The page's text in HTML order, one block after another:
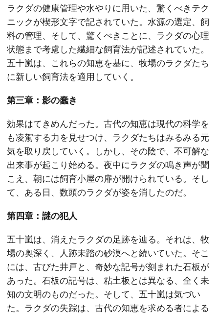
ラクダの健康管理や水やりに用いた、驚くべきテク
ニックが楔形文字で記されていた。水源の選定、飼
料の管理、そして、驚くべきことに、ラクダの心理
状態まで考慮した繊細な飼育法が記述されていた。
五十嵐は、これらの知恵を基に、牧場のラクダたち
に新しい飼育法を適用していく。
第三章：影の蠢き
効果はてきめんだった。古代の知恵は現代の科学を
も凌駕する力を見せつけ、ラクダたちはみるみる元
気を取り戻していく。しかし、その陰で、不可解な
出来事が起こり始める。夜中にラクダの鳴き声が聞
こえ、朝には飼育小屋の扉が開けられている。そし
て、ある日、数頭のラクダが姿を消したのだ。
第四章：謎の犯人
五十嵐は、消えたラクダの足跡を辿る。それは、牧
場の奥深く、人跡未踏の砂漠へと続いていた。そこ
には、古びた井戸と、奇妙な記号が刻まれた石板が
あった。石板の記号は、粘土板とは異なる、全く未
知の文明のものだった。そして、五十嵐は気づい
た。ラクダの失踪は、古代の知恵を求める者による